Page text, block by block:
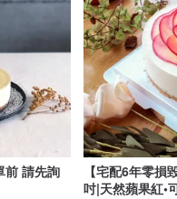
【宅配6年零損
吋|天然蘋果紅•